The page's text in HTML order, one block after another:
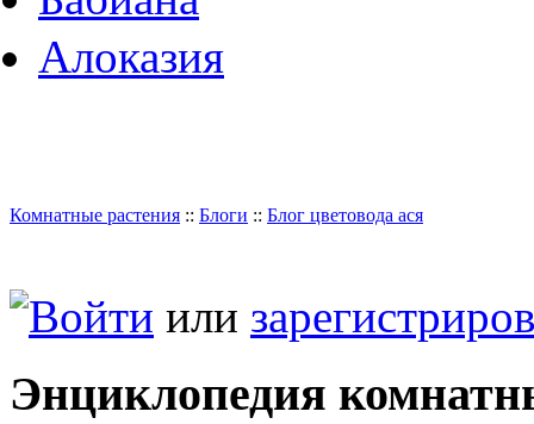
Алоказия
Комнатные растения :: Блоги :: Блог цветовода ася
Войти или
Энциклопедия